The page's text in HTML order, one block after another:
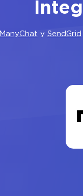
ManyChat y SendGrid